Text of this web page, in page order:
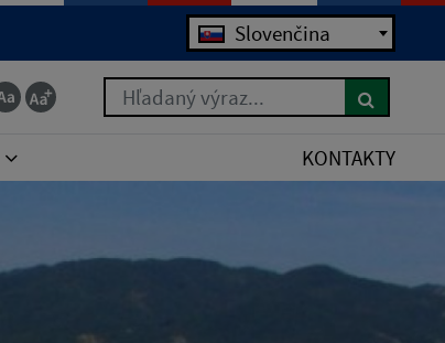
Jazyk Slovenčina
Hľadaný výraz...
KONTAKTY